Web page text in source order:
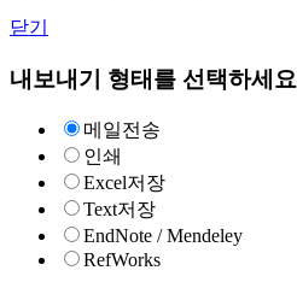
닫기
내보내기 형태를 선택하세요
메일전송
인쇄
Excel저장
Text저장
EndNote / Mendeley
RefWorks